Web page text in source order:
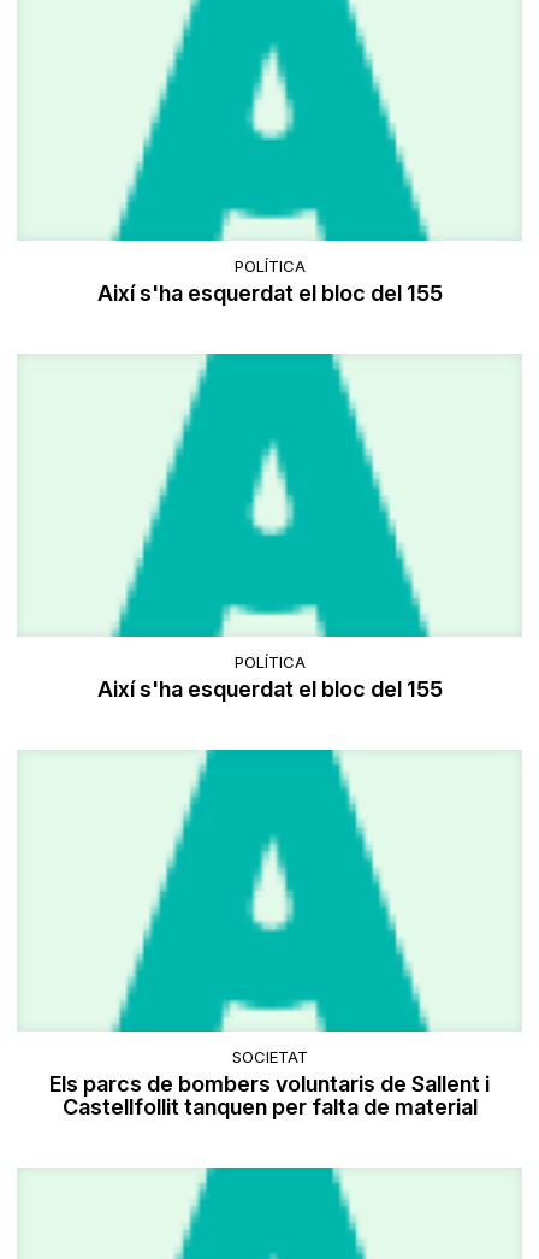
POLÍTICA
Així s'ha esquerdat el bloc del 155
POLÍTICA
Així s'ha esquerdat el bloc del 155
SOCIETAT
Els parcs de bombers voluntaris de Sallent i
Castellfollit tanquen per falta de material